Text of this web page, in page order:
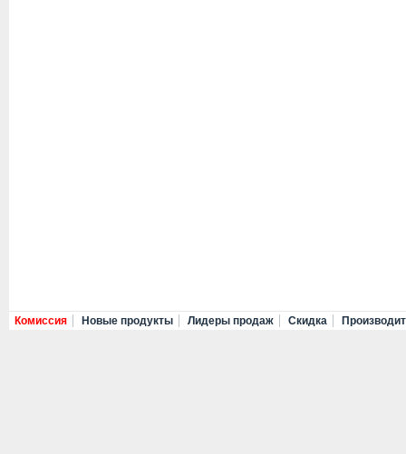
Комиссия Новые продукты Лидеры продаж Скидка